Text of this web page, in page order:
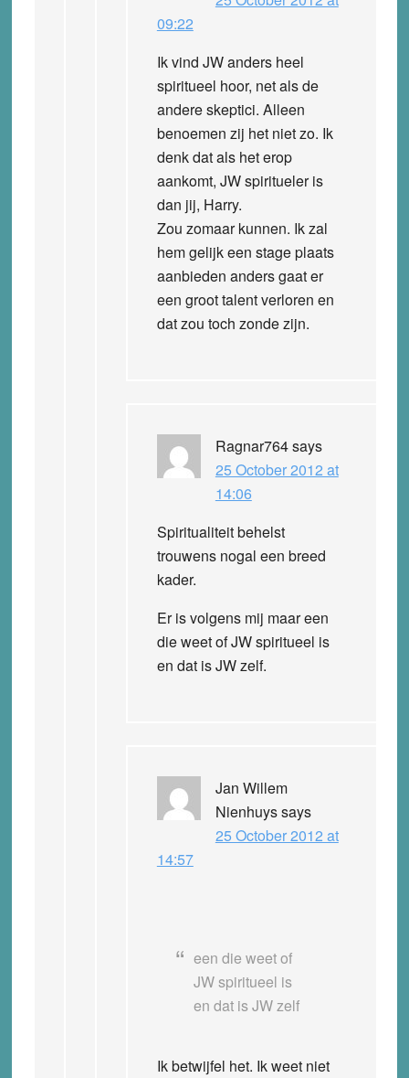
09:22
Ik vind JW anders heel
spiritueel hoor, net als de
andere skeptici. Alleen
benoemen zij het niet zo. Ik
denk dat als het erop
aankomt, JW spiritueler is
dan jij, Harry.
Zou zomaar kunnen. Ik zal
hem gelijk een stage plaats
aanbieden anders gaat er
een groot talent verloren en
dat zou toch zonde zijn.
Ragnar764says
25 October 2012 at
14:06
Spiritualiteit behelst
trouwens nogal een breed
kader.
Er is volgens mij maar een
die weet of JW spiritueel is
en dat is JW zelf.
Jan Willem
Nienhuyssays
25 October 2012 at
14:57
een die weet of
JW spiritueel is
en dat is JW zelf
Ik betwijfel het. Ik weet niet